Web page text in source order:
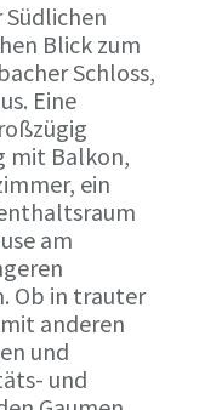
Blick zum
Schloss,
Eine
mit Balkon,
ein
am
Ob in trauter
anderen
und
und